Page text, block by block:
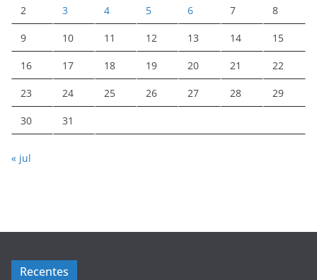
2 3 4 5 6 7 8
9 10 11 12 13 14 15
16 17 18 19 20 21 22
23 24 25 26 27 28 29
30 31
« jul
Recentes